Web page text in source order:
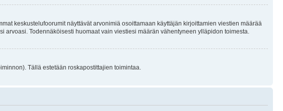
keskustelufoorumit näyttävät arvonimiä osoittamaan käyttäjän kirjoittamien viestien määrää
Todennäköisesti huomaat vain viestiesi määrän vähentyneen ylläpidon toimesta.
Tällä estetään roskapostittajien toimintaa.